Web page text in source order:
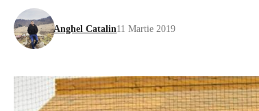
Anghel Catalin11 Martie 2019